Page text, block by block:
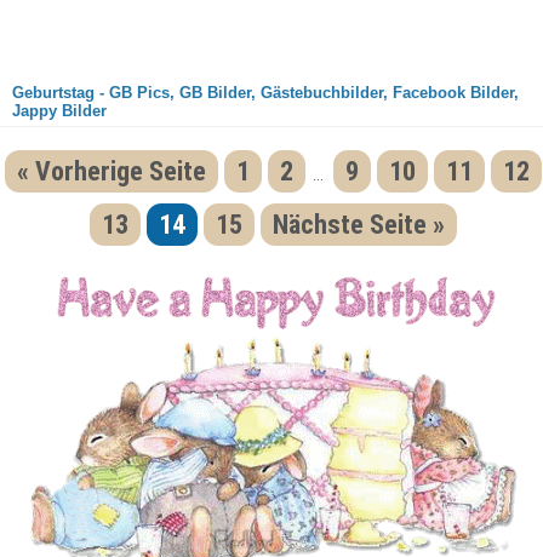
Geburtstag - GB Pics, GB Bilder, Gästebuchbilder, Facebook Bilder,
Jappy Bilder
« Vorherige Seite 1 2 9 10 11
12
13
14 15 Nächste Seite »